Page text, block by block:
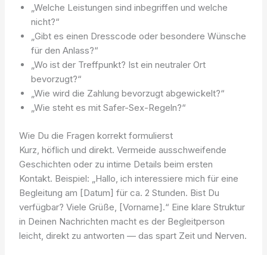
„Welche Leistungen sind inbegriffen und welche
nicht?“
„Gibt es einen Dresscode oder besondere Wünsche
für den Anlass?“
„Wo ist der Treffpunkt? Ist ein neutraler Ort
bevorzugt?“
„Wie wird die Zahlung bevorzugt abgewickelt?“
„Wie steht es mit Safer-Sex-Regeln?“
Wie Du die Fragen korrekt formulierst
Kurz, höflich und direkt. Vermeide ausschweifende
Geschichten oder zu intime Details beim ersten
Kontakt. Beispiel: „Hallo, ich interessiere mich für eine
Begleitung am [Datum] für ca. 2 Stunden. Bist Du
verfügbar? Viele Grüße, [Vorname].“ Eine klare Struktur
in Deinen Nachrichten macht es der Begleitperson
leicht, direkt zu antworten — das spart Zeit und Nerven.